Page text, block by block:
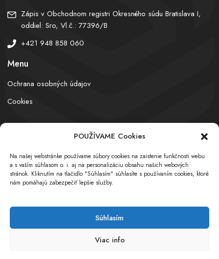
POUŽÍVAME Cookies
Na našej webstránke používame súbory cookies na zaistenie funkčnosti webu
a s vaším súhlasom o. i. aj na personalizáciu obsahu našich webových
stránok. Kliknutím na tlačidlo "Súhlasím" súhlasíte s používaním cookies, ktoré
nám pomáhajú zabezpečiť lepšie služby.
Súhlasím
Viac info
Zápis v Obchodnom registri Okresného súdu Bratislava I,
oddiel: Sro, Vl.č.: 77396/B
+421 948 858 060
Menu
Ochrana osobných údajov
Cookies